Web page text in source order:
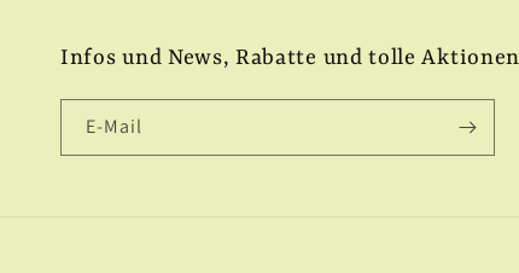
Infos und News, Rabatte und tolle
E-Mail